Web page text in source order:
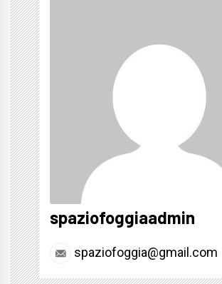
spaziofoggiaadmin
spaziofoggia@gmail.com